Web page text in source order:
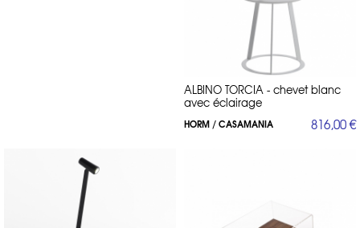
ALBINO TORCIA - chevet blanc
avec éclairage
HORM / CASAMANIA 816,00 €